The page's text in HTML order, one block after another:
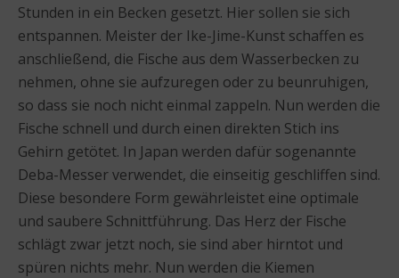
Stunden in ein Becken gesetzt. Hier sollen sie sich
entspannen. Meister der Ike-Jime-Kunst schaffen es
anschließend, die Fische aus dem Wasserbecken zu
nehmen, ohne sie aufzuregen oder zu beunruhigen,
so dass sie noch nicht einmal zappeln. Nun werden die
Fische schnell und durch einen direkten Stich ins
Gehirn getötet. In Japan werden dafür sogenannte
Deba-Messer verwendet, die einseitig geschliffen sind.
Diese besondere Form gewährleistet eine optimale
und saubere Schnittführung. Das Herz der Fische
schlägt zwar jetzt noch, sie sind aber hirntot und
spüren nichts mehr. Nun werden die Kiemen